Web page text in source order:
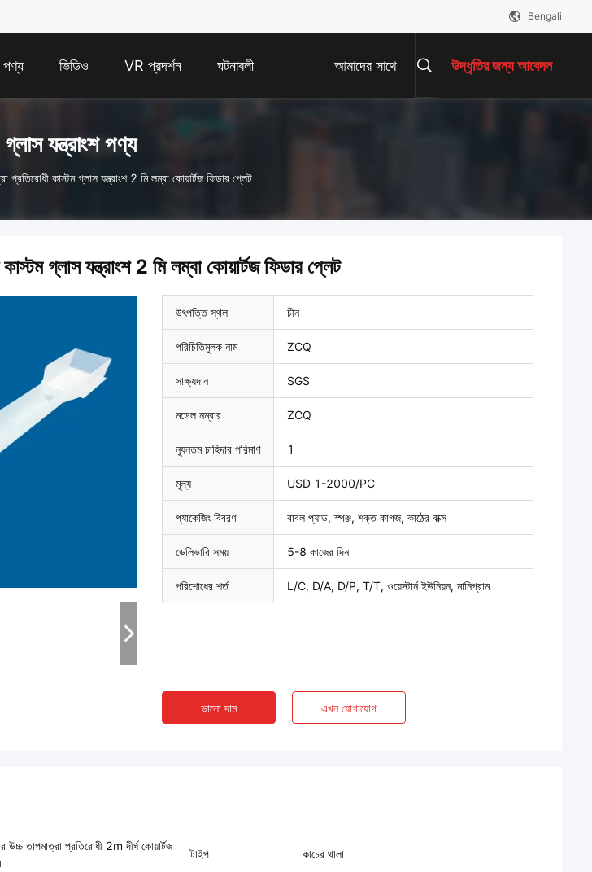
Bengali
পণ্য ভিডিও VR প্রদর্শন ঘটনাবলী আমাদের সাথে উদ্ধৃতির জন্য আবেদন
যন্ত্রাংশ পণ্য
প্রতিরোধী কাস্টম গ্লাস যন্ত্রাংশ 2 মি লম্বা কোয়ার্টজ ফিডার প্লেট
গ্লাস যন্ত্রাংশ 2 মি লম্বা কোয়ার্টজ ফিডার প্লেট
উৎপত্তি স্থল চীন
পরিচিতিমুলক নাম ZCQ
সাক্ষ্যদান SGS
মডেল নম্বার ZCQ
ন্যূনতম চাহিদার পরিমাণ 1
মূল্য USD 1-2000/PC
প্যাকেজিং বিবরণ বাবল প্যাড, স্পঞ্জ, শক্ত কাগজ, কাঠের বাক্স
ডেলিভারি সময় 5-8 কাজের দিন
পরিশোধের শর্ত L/C, D/A, D/P, T/T, ওয়েস্টার্ন ইউনিয়ন, মানিগ্রাম
ভালো দাম এখন যোগাযোগ
উচ্চ তাপমাত্রা প্রতিরোধী 2m দীর্ঘ কোয়ার্টজ
টাইপ কাচের থালা